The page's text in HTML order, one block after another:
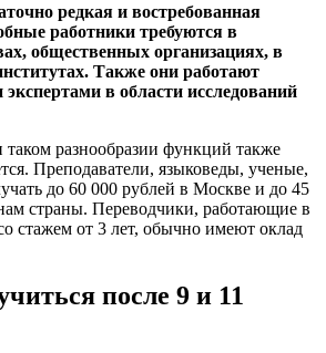
редкая и востребованная
работники требуются в
общественных организациях, в
Также они работают
в области исследований
разнообразии функций также
Преподаватели, языковеды, ученые,
до 60 000 рублей в Москве и до 45
страны. Переводчики, работающие в
стажем от 3 лет, обычно имеют оклад
после 9 и 11